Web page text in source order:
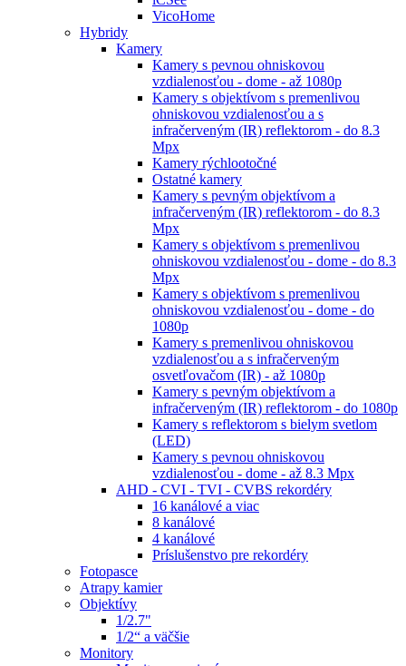
VicoHome
Hybridy
Kamery
Kamery s pevnou ohniskovou
vzdialenosťou - dome - až 1080p
Kamery s objektívom s premenlivou
ohniskovou vzdialenosťou a s
infračerveným (IR) reflektorom - do 8.3
Mpx
Kamery rýchlootočné
Ostatné kamery
Kamery s pevným objektívom a
infračerveným (IR) reflektorom - do 8.3
Mpx
Kamery s objektívom s premenlivou
ohniskovou vzdialenosťou - dome - do 8.3
Mpx
Kamery s objektívom s premenlivou
ohniskovou vzdialenosťou - dome - do
1080p
Kamery s premenlivou ohniskovou
vzdialenosťou a s infračerveným
osvetľovačom (IR) - až 1080p
Kamery s pevným objektívom a
infračerveným (IR) reflektorom - do 1080p
Kamery s reflektorom s bielym svetlom
(LED)
Kamery s pevnou ohniskovou
vzdialenosťou - dome - až 8.3 Mpx
AHD - CVI - TVI - CVBS rekordéry
16 kanálové a viac
8 kanálové
4 kanálové
Príslušenstvo pre rekordéry
Fotopasce
Atrapy kamier
Objektívy
1/2.7"
1/2“ a väčšie
Monitory